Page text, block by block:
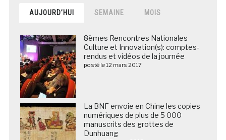
AUJOURD’HUI SEMAINE MOIS
8èmes Rencontres Nationales
Culture et Innovation(s): comptes-
rendus et vidéos de la journée
posté le 12 mars 2017
La BNF envoie en Chine les copies
numériques de plus de 5 000
manuscrits des grottes de
Dunhuang